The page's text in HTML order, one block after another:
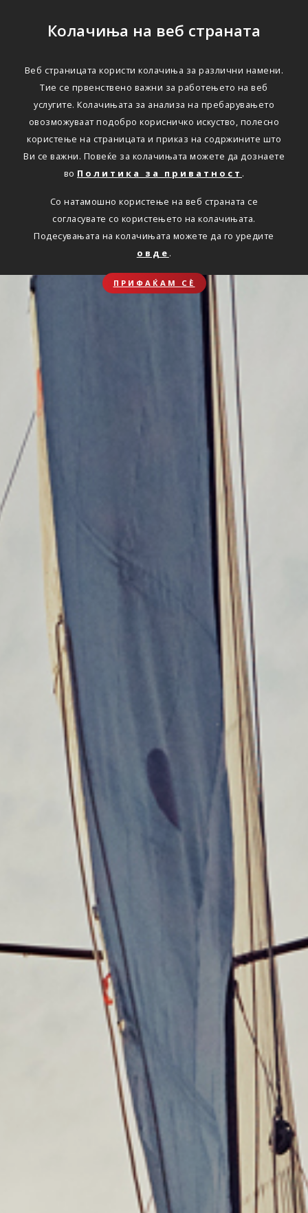
Колачиња на веб страната
Веб страницата користи колачиња за различни намени.
Тие се првенствено важни за работењето на веб
услугите. Колачињата за анализа на пребарувањето
овозможуваат подобро корисничко искуство, полесно
користење на страницата и приказ на содржините што
Ви се важни. Повеќе за колачињата можете да дознаете
во Политика за приватност .
Со натамошно користење на веб страната се
согласувате со користењето на колачињата.
Подесувањата на колачињата можете да го уредите
овде .
ПРИФАЌАМ СЀ